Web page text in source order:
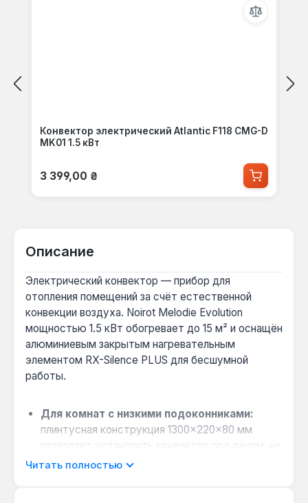
Конвектор электрический Atlantic F118 CMG-D
MK01 1.5 кВт
Обычная цена:
3 399,00 ₴
Описание
Электрический конвектор — прибор для
отопления помещений за счёт естественной
конвекции воздуха. Noirot Melodie Evolution
мощностью 1.5 кВт обогревает до 15 м² и оснащён
алюминиевым закрытым нагревательным
элементом RX-Silence PLUS для бесшумной
работы.
Для комнат с низкими подоконниками:
плинтусная конструкция 1300×220×80 мм
позволяет установить конвектор под окном, не
нарушая интерьер, и обеспечивает
Читать полностью